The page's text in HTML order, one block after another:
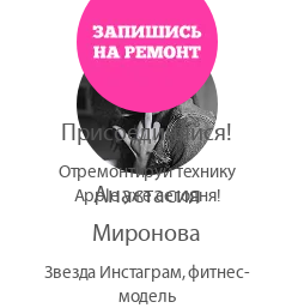
Анастасия
Миронова
Звезда Инстаграм, фитнес-
модель
Присоединяйся!
Отремонтируй технику
Apple уже сегодня!